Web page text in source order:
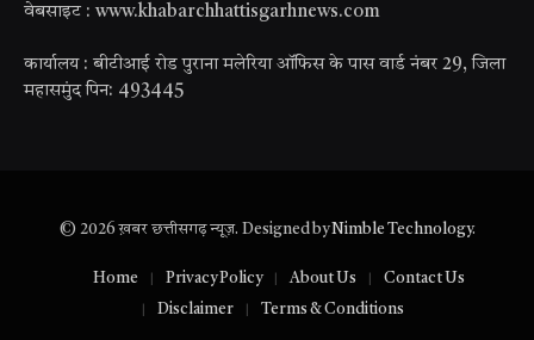
वेबसाइट : www.khabarchhattisgarhnews.com
कार्यालय : बीटीआई रोड पुराना मलेरिया ऑफिस के पास वार्ड नंबर 29, जिला
महासमुंद पिन: 493445
© 2026 ख़बर छत्तीसगढ़ न्यूज़. Designed byNimble Technology.
Home Privacy Policy About Us
Contact Us
Disclaimer
Terms & Conditions